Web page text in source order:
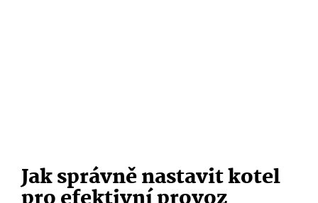
Jak správně nastavit kotel